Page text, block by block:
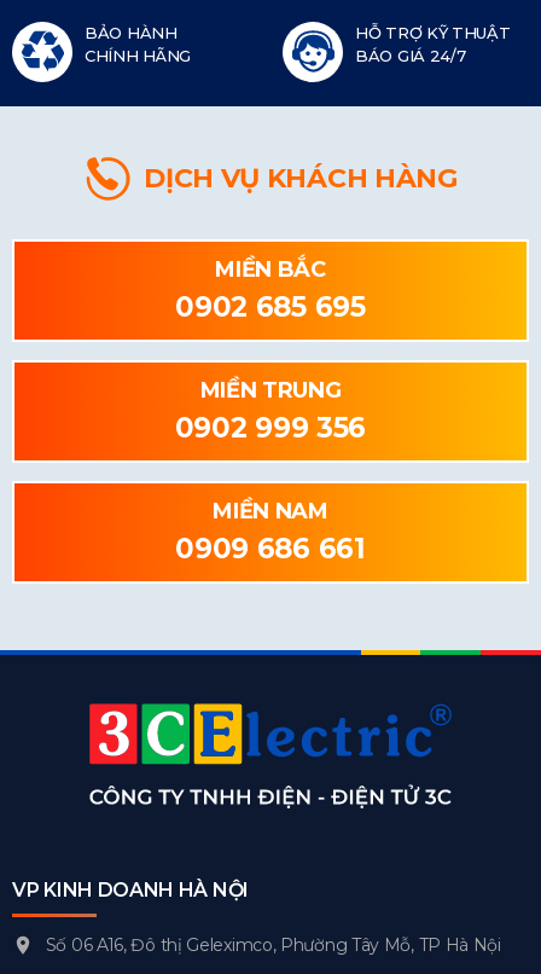
BẢO HÀNH
CHÍNH HÃNG
HỖ TRỢ KỸ THUẬT
BÁO GIÁ 24/7
DỊCH VỤ KHÁCH HÀNG
MIỀN BẮC
0902 685 695
MIỀN TRUNG
0902 999 356
MIỀN NAM
0909 686 661
VP KINH DOANH HÀ NỘI
Số 06 A16, Đô thị Geleximco, Phường Tây Mỗ, TP Hà Nội